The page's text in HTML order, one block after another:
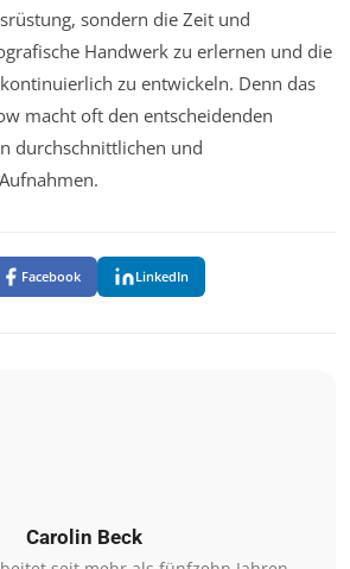
sondern die Zeit und
Handwerk zu erlernen und die
zu entwickeln. Denn das
macht oft den entscheidenden
durchschnittlichen und
Facebook LinkedIn
Carolin Beck